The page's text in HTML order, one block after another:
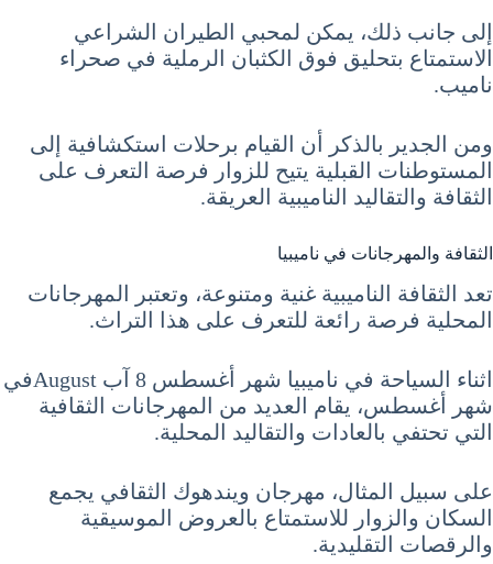
إلى جانب ذلك، يمكن لمحبي الطيران الشراعي
الاستمتاع بتحليق فوق الكثبان الرملية في صحراء
ناميب.
ومن الجدير بالذكر أن القيام برحلات استكشافية إلى
المستوطنات القبلية يتيح للزوار فرصة التعرف على
الثقافة والتقاليد الناميبية العريقة.
الثقافة والمهرجانات في ناميبيا
تعد الثقافة الناميبية غنية ومتنوعة، وتعتبر المهرجانات
المحلية فرصة رائعة للتعرف على هذا التراث.
اثناء السياحة في ناميبيا شهر أغسطس 8 آب Augustفي
شهر أغسطس، يقام العديد من المهرجانات الثقافية
التي تحتفي بالعادات والتقاليد المحلية.
على سبيل المثال، مهرجان ويندهوك الثقافي يجمع
السكان والزوار للاستمتاع بالعروض الموسيقية
والرقصات التقليدية.